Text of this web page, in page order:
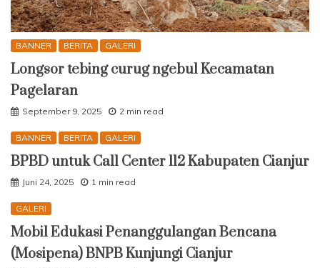
BANNER BERITA GALERI
Longsor tebing curug ngebul Kecamatan
Pagelaran
September 9, 2025 2 min read
BANNER BERITA GALERI
BPBD untuk Call Center 112 Kabupaten Cianjur
Juni 24, 2025 1 min read
GALERI
Mobil Edukasi Penanggulangan Bencana
(Mosipena) BNPB Kunjungi Cianjur